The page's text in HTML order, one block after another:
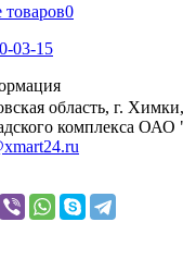
0
03-15
область, г.
комплекса